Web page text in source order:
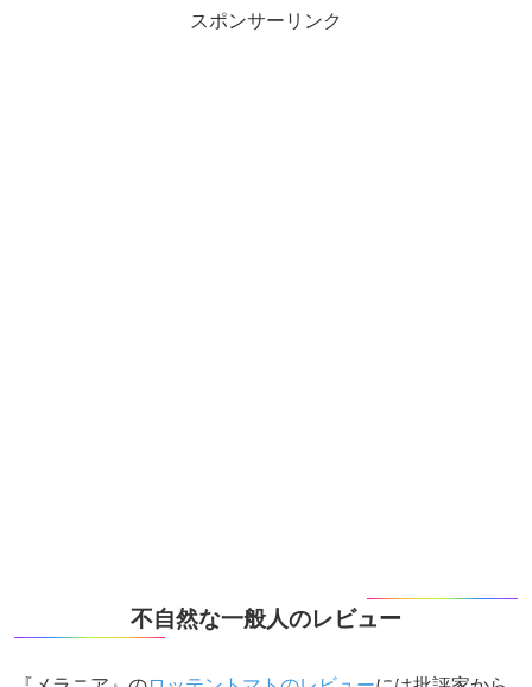
スポンサーリンク
不自然な一般人のレビュー